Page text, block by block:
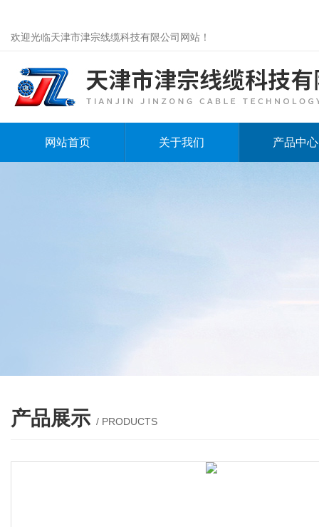
欢迎光临天津市津宗线缆科技有限公司网站！
网站首页 关于我们 产品中心
产品展示 / PRODUCTS